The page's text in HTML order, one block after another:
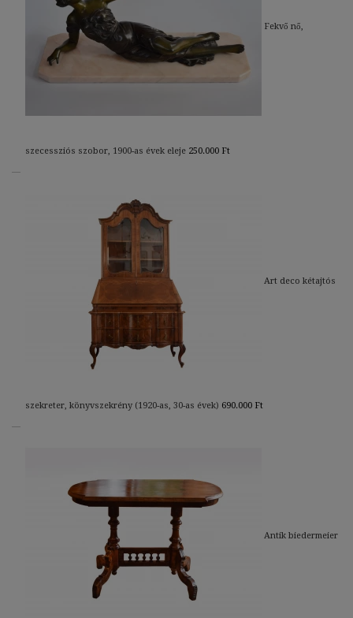
Fekvő nő,
szecessziós szobor, 1900-as évek eleje 250.000 Ft
Art deco kétajtós
szekreter, könyvszekrény (1920-as, 30-as évek) 690.000 Ft
Antik biedermeier